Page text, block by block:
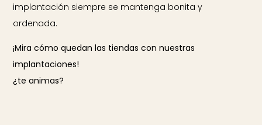
implantación siempre se mantenga bonita y
ordenada.
¡Mira cómo quedan las tiendas con nuestras
implantaciones!
¿te animas?